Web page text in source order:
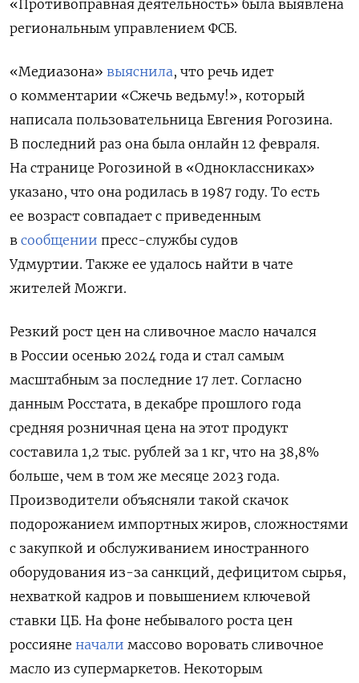
«Противоправная деятельность» была выявлена
региональным управлением ФСБ.
«Медиазона» выяснила, что речь идет
о комментарии «Сжечь ведьму!», который
написала пользовательница Евгения Рогозина.
В последний раз она была онлайн 12 февраля.
На странице Рогозиной в «Одноклассниках»
указано, что она родилась в 1987 году. То есть
ее возраст совпадает с приведенным
в сообщении пресс-службы судов
Удмуртии. Также ее удалось найти в чате
жителей Можги.
Резкий рост цен на сливочное масло начался
в России осенью 2024 года и стал самым
масштабным за последние 17 лет. Согласно
данным Росстата, в декабре прошлого года
средняя розничная цена на этот продукт
составила 1,2 тыс. рублей за 1 кг, что на 38,8%
больше, чем в том же месяце 2023 года.
Производители объясняли такой скачок
подорожанием импортных жиров, сложностями
с закупкой и обслуживанием иностранного
оборудования из-за санкций, дефицитом сырья,
нехваткой кадров и повышением ключевой
ставки ЦБ. На фоне небывалого роста цен
россияне начали массово воровать сливочное
масло из супермаркетов. Некоторым